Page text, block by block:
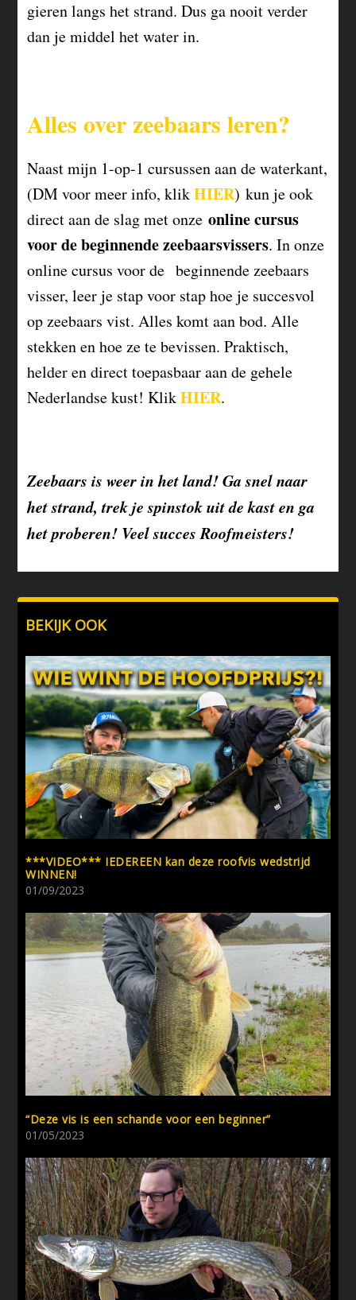
gieren langs het strand. Dus ga nooit verder
dan je middel het water in.
Alles over zeebaars leren?
Naast mijn 1-op-1 cursussen aan de waterkant,
(DM voor meer info, klikHIER) kun je ook
direct aan de slag met onzeonline cursus
voor de beginnende zeebaarsvissers. In onze
online cursus voor de beginnende zeebaars
visser, leer je stap voor stap hoe je succesvol
op zeebaars vist. Alles komt aan bod. Alle
stekken en hoe ze te bevissen. Praktisch,
helder en direct toepasbaar aan de gehele
Nederlandse kust! KlikHIER.
Zeebaars is weer in het land! Ga snel naar
het strand, trek je spinstok uit de kast en ga
het proberen! Veel succes Roofmeisters!
BEKIJK OOK
***VIDEO*** IEDEREEN kan deze roofvis wedstrijd
WINNEN!
01/09/2023
“Deze vis is een schande voor een beginner”
01/05/2023